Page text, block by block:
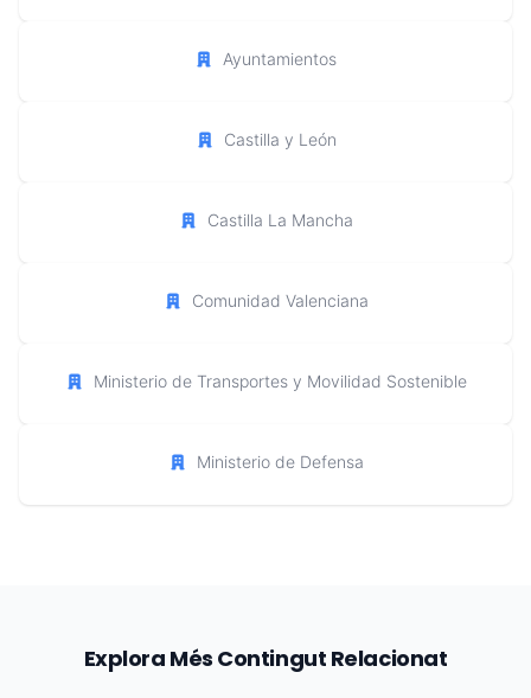
Ayuntamientos
Castilla y León
Castilla La Mancha
Comunidad Valenciana
Ministerio de Transportes y Movilidad Sostenible
Ministerio de Defensa
Explora Més Contingut Relacionat